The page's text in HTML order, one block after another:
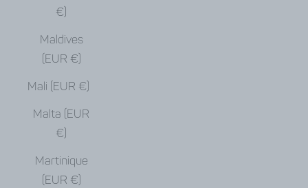
€)
Maldives
(EUR €)
Mali (EUR €)
Malta (EUR
€)
Martinique
(EUR €)